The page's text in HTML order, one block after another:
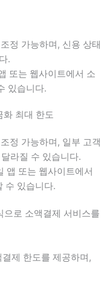
정 가능하며, 신용 상태
.
또는 웹사이트에서 소
있습니다.
최대 한도
정 가능하며, 일부 고객
라질 수 있습니다.
앱 또는 웹사이트에서
수 있습니다.
으로 소액결제 서비스를
제 한도를 제공하며,